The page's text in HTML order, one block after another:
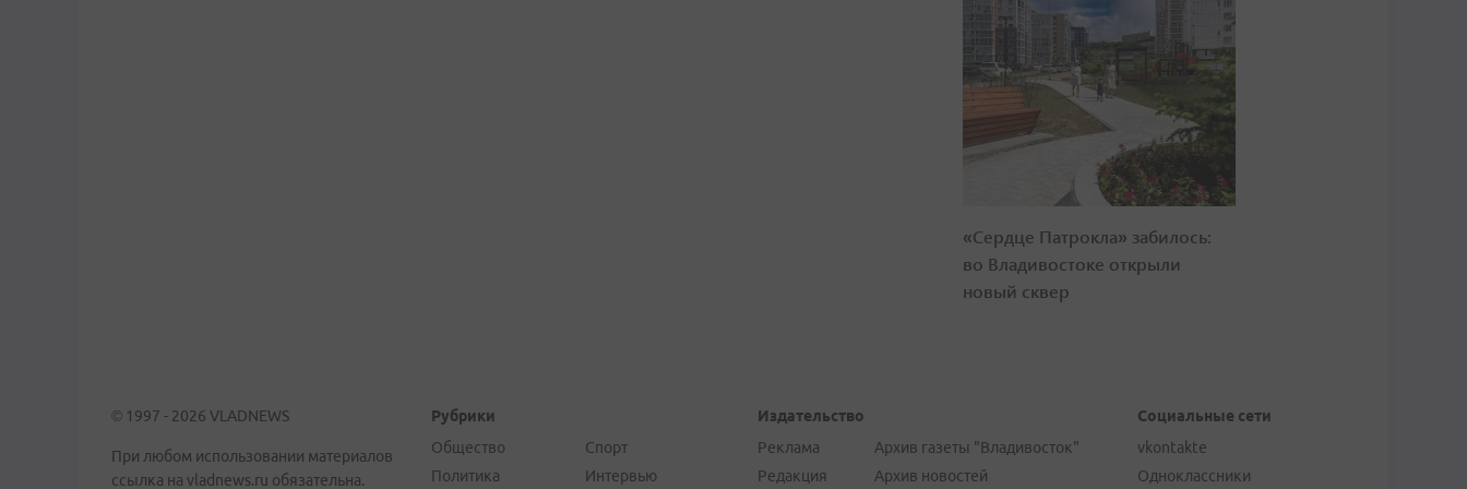
«Сердце Патрокла» забилось:
во Владивостоке открыли
новый сквер
© 1997 - 2026 VLADNEWS
При любом использовании материалов
ссылка на vladnews.ru обязательна.
Рубрики
Общество
Политика
Спорт
Интервью
Издательство
Реклама
Редакция
Архив газеты "Владивосток"
Архив новостей
Социальные сети
vkontakte
Одноклассники